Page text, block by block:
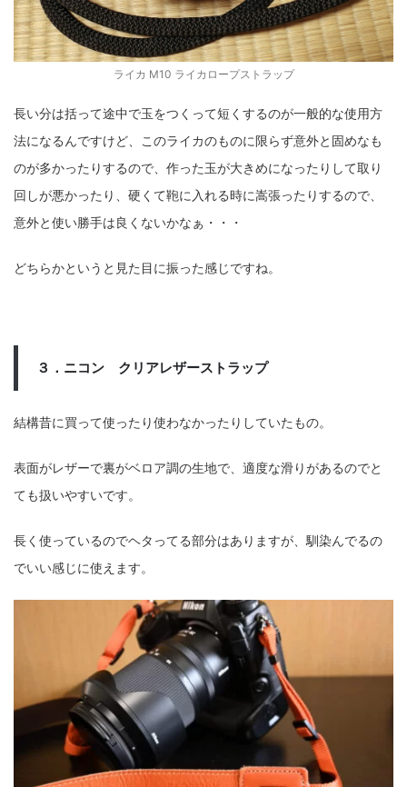
ライカ M10 ライカロープストラップ
長い分は括って途中で玉をつくって短くするのが一般的な使用方
法になるんですけど、このライカのものに限らず意外と固めなも
のが多かったりするので、作った玉が大きめになったりして取り
回しが悪かったり、硬くて鞄に入れる時に嵩張ったりするので、
意外と使い勝手は良くないかなぁ・・・
どちらかというと見た目に振った感じですね。
３．ニコン クリアレザーストラップ
結構昔に買って使ったり使わなかったりしていたもの。
表面がレザーで裏がベロア調の生地で、適度な滑りがあるのでと
ても扱いやすいです。
長く使っているのでヘタってる部分はありますが、馴染んでるの
でいい感じに使えます。